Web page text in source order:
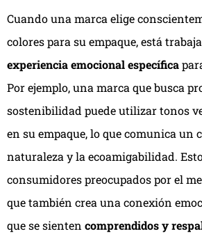
Cuando una marca elige
colores para su empaque, está
experiencia emocional específica
Por ejemplo, una marca que busca
sostenibilidad puede utilizar tonos
en su empaque, lo que comunica un
naturaleza y la ecoamigabilidad.
consumidores preocupados por el
que también crea una conexión
que se sienten comprendidos y